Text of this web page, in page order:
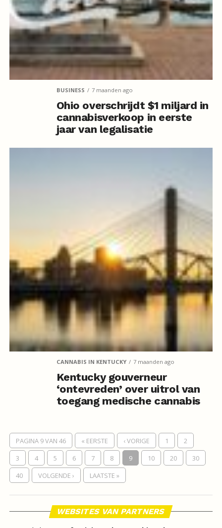
BUSINESS 7 maanden ago
Ohio overschrijdt $1 miljard in
cannabisverkoop in eerste
jaar van legalisatie
CANNABIS IN KENTUCKY 7 maanden ago
Kentucky gouverneur
‘ontevreden’ over uitrol van
toegang medische cannabis
PAGINA 9 VAN 46 « EERSTE ‹ VORIGE 1
2
3
4 5 6 7 8 9 10 20
30
40
VOLGENDE › LAATSTE »
WEBSITES VAN PARTNERS